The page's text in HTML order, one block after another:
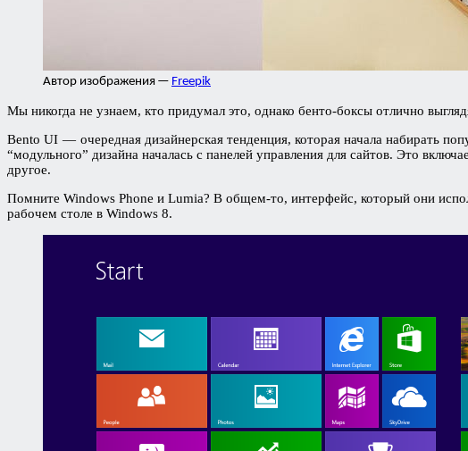
Автор изображения — Freepik
Мы никогда не узнаем, кто придумал это, однако бенто-боксы отлично
Bento UI — очередная дизайнерская тенденция, которая начала набирать
“модульного” дизайна началась с панелей управления для сайтов. Это
другое.
Помните Windows Phone и Lumia? В общем-то, интерфейс, который они
рабочем столе в Windows 8.